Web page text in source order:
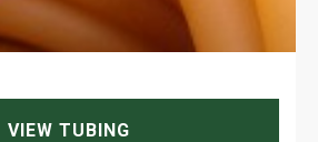
VIEW TUBING